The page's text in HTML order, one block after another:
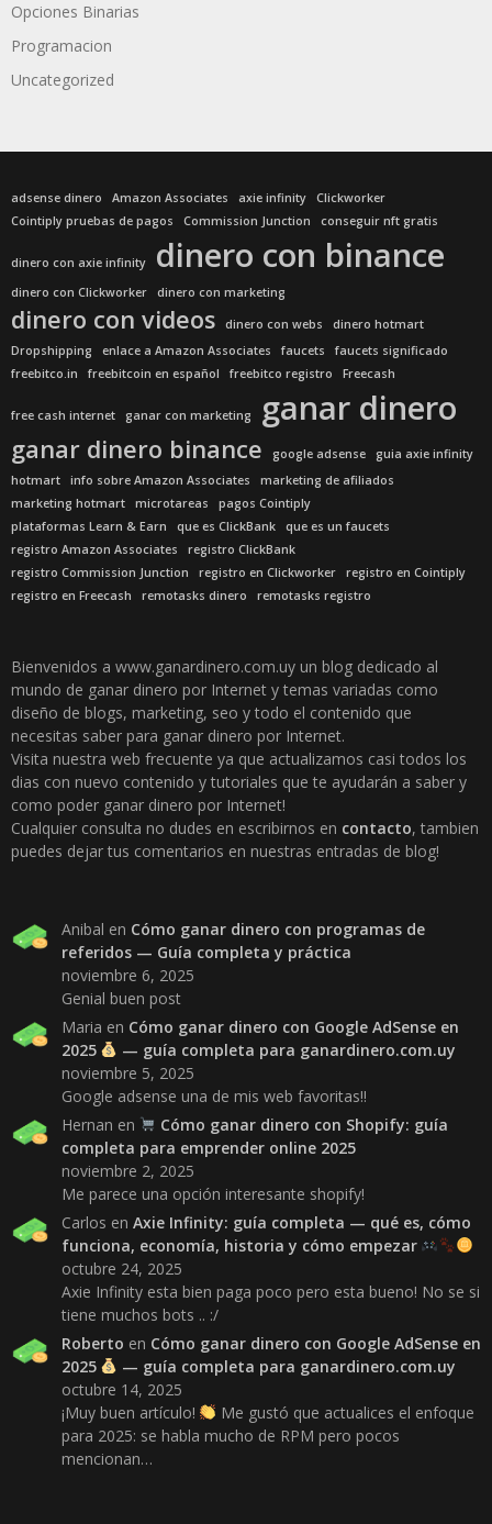
Opciones Binarias
Programacion
Uncategorized
adsense dinero Amazon Associates axie infinity
Clickworker
Cointiply pruebas de pagos
Commission Junction conseguir nft gratis
dinero con axie infinity dinero con binance
dinero con Clickworker dinero con marketing
dinero con videos dinero con webs
dinero hotmart
Dropshipping
enlace a Amazon Associates faucets
faucets significado
freebitco.in
freebitcoin en español freebitco registro Freecash
free cash internet ganar con marketing ganar dinero
ganar dinero binance google adsense
guia axie infinity
hotmart
info sobre Amazon Associates
marketing de afiliados
marketing hotmart
microtareas
pagos Cointiply
plataformas Learn & Earn
que es ClickBank
que es un faucets
registro Amazon Associates
registro ClickBank
registro Commission Junction
registro en Clickworker
registro en Cointiply
registro en Freecash
remotasks dinero remotasks registro
Bienvenidos a www.ganardinero.com.uy un blog dedicado al
mundo de ganar dinero por Internet y temas variadas como
diseño de blogs, marketing, seo y todo el contenido que
necesitas saber para ganar dinero por Internet.
Visita nuestra web frecuente ya que actualizamos casi todos los
dias con nuevo contenido y tutoriales que te ayudarán a saber y
como poder ganar dinero por Internet!
Cualquier consulta no dudes en escribirnos en contacto, tambien
puedes dejar tus comentarios en nuestras entradas de blog!
Anibal en Cómo ganar dinero con programas de
referidos — Guía completa y práctica
noviembre 6, 2025
Genial buen post
Maria en Cómo ganar dinero con Google AdSense en
2025
— guía completa para ganardinero.com.uy
noviembre 5, 2025
Google adsense una de mis web favoritas!!
Hernan en
Cómo ganar dinero con Shopify: guía
completa para emprender online 2025
noviembre 2, 2025
Me parece una opción interesante shopify!
Carlos en Axie Infinity: guía completa — qué es, cómo
funciona, economía, historia y cómo empezar
octubre 24, 2025
Axie Infinity esta bien paga poco pero esta bueno! No se si
tiene muchos bots .. :/
Roberto en Cómo ganar dinero con Google AdSense en
2025
— guía completa para ganardinero.com.uy
octubre 14, 2025
¡Muy buen artículo!
Me gustó que actualices el enfoque
para 2025: se habla mucho de RPM pero pocos
mencionan…